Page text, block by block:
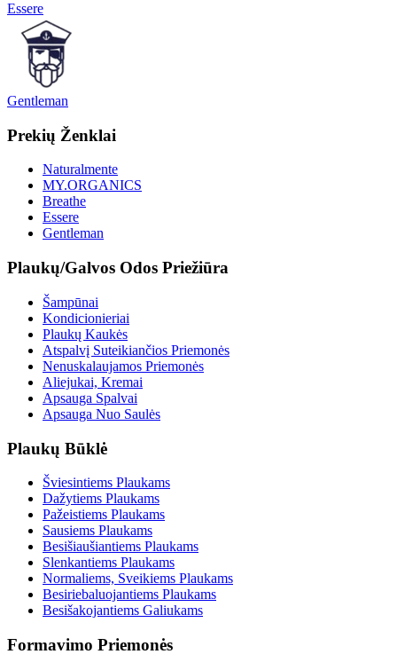
Essere
Gentleman
Prekių Ženklai
Naturalmente
MY.ORGANICS
Breathe
Essere
Gentleman
Plaukų/Galvos Odos Priežiūra
Šampūnai
Kondicionieriai
Plaukų Kaukės
Atspalvį Suteikiančios Priemonės
Nenuskalaujamos Priemonės
Aliejukai, Kremai
Apsauga Spalvai
Apsauga Nuo Saulės
Plaukų Būklė
Šviesintiems Plaukams
Dažytiems Plaukams
Pažeistiems Plaukams
Sausiems Plaukams
Besišiaušiantiems Plaukams
Slenkantiems Plaukams
Normaliems, Sveikiems Plaukams
Besiriebaluojantiems Plaukams
Besišakojantiems Galiukams
Formavimo Priemonės